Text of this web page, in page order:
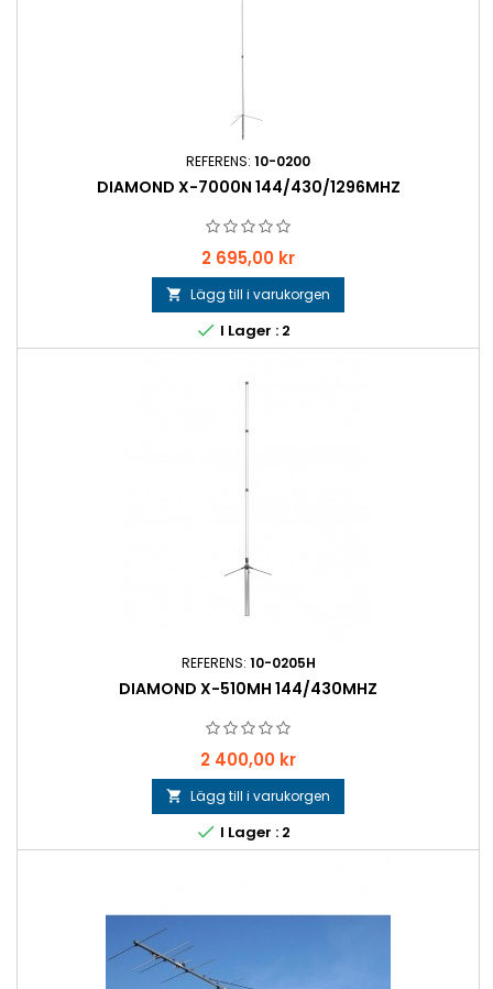
REFERENS: 10-0200
DIAMOND X-7000N 144/430/1296MHZ
Pris
2 695,00 kr
 Lägg till i varukorgen
 I Lager : 2
REFERENS: 10-0205H
DIAMOND X-510MH 144/430MHZ
Pris
2 400,00 kr
 Lägg till i varukorgen
 I Lager : 2